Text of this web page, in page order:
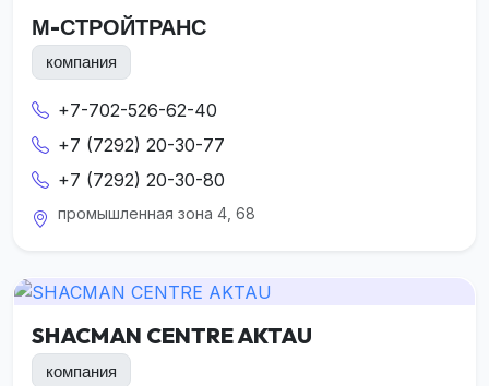
М-СТРОЙТРАНС
компания
+7-702-526-62-40
+7 (7292) 20-30-77
+7 (7292) 20-30-80
промышленная зона 4, 68
SHACMAN CENTRE AKTAU
компания